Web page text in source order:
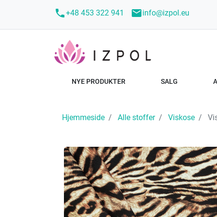
call+48 453 322 941 mailinfo@izpol.eu
NYE PRODUKTER SALG
Hjemmeside Alle stoffer Viskose